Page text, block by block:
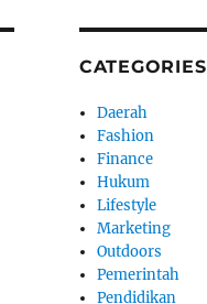
CATEGORIES
Daerah
Fashion
Finance
Hukum
Lifestyle
Marketing
Outdoors
Pemerintah
Pendidikan